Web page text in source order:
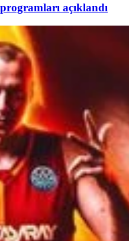
açıklandı